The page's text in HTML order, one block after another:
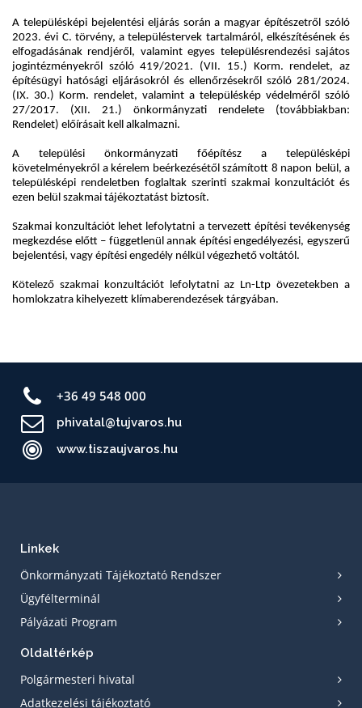
+36 49 548 000
phivatal@tujvaros.hu
www.tiszaujvaros.hu
Linkek
Önkormányzati Tájékoztató Rendszer
Ügyfélterminál
Pályázati Program
Oldaltérkép
Polgármesteri hivatal
Adatkezelési tájékoztató